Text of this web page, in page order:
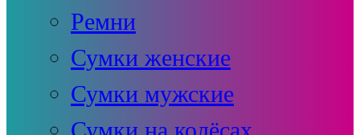
Ремни
Сумки женские
Сумки мужские